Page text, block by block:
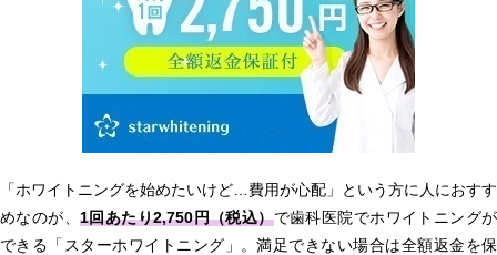
「ホワイトニングを始めたいけど…費用が心配」という方に人におすす
めなのが、1回あたり2,750円（税込）で歯科医院でホワイトニングが
できる「スターホワイトニング」。満足できない場合は全額返金を保